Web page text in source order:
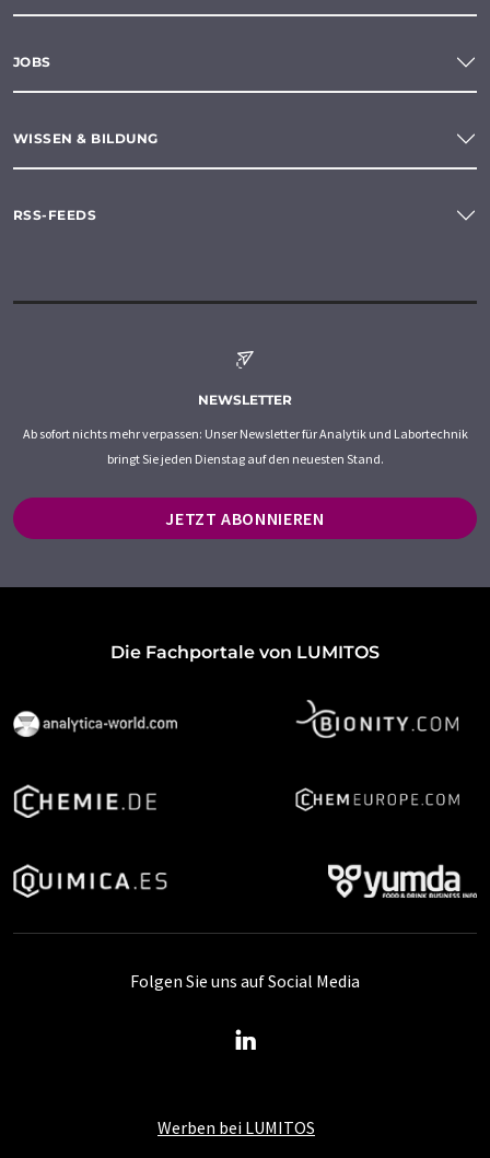
JOBS
WISSEN & BILDUNG
RSS-FEEDS
NEWSLETTER
Ab sofort nichts mehr verpassen: Unser Newsletter für Analytik und Labortechnik
bringt Sie jeden Dienstag auf den neuesten Stand.
JETZT ABONNIEREN
Die Fachportale von LUMITOS
Werben bei LUMITOS
Folgen Sie uns auf Social Media